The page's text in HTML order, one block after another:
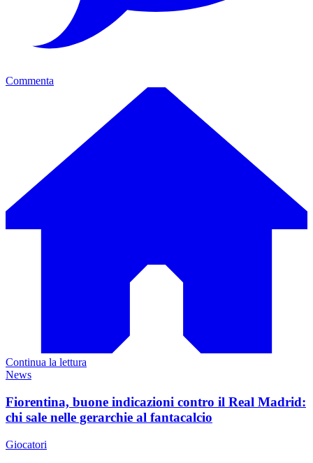
Commenta
Continua la lettura
News
Fiorentina, buone indicazioni contro il Real Madrid:
chi sale nelle gerarchie al fantacalcio
Giocatori